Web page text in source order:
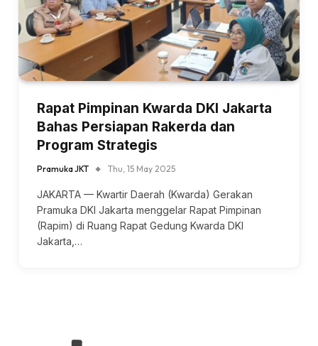
Rapat Pimpinan Kwarda DKI Jakarta
Bahas Persiapan Rakerda dan
Program Strategis
Pramuka JKT Thu, 15 May 2025
JAKARTA — Kwartir Daerah (Kwarda) Gerakan
Pramuka DKI Jakarta menggelar Rapat Pimpinan
(Rapim) di Ruang Rapat Gedung Kwarda DKI
Jakarta,…